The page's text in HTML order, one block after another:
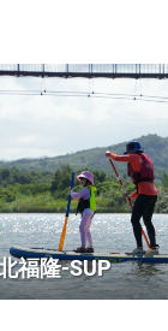
福隆-SUP